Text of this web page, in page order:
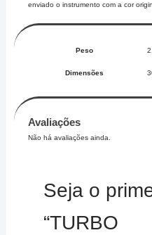
enviado o instrumento com a cor
Peso
Dimensões
Avaliações
Não há avaliações ainda.
Seja o
“TURBO